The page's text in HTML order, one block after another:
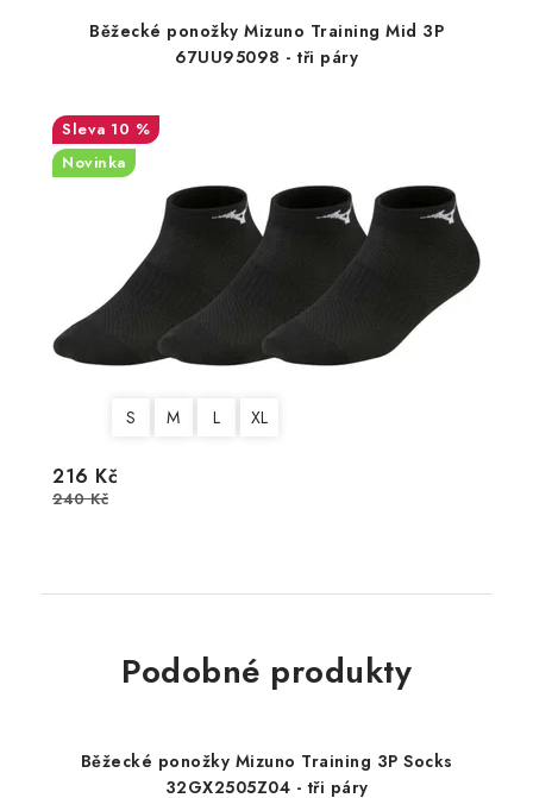
Běžecké ponožky Mizuno Training Mid 3P
67UU95098 - tři páry
10 %
Novinka
S M L XL
216 Kč
240 Kč
Podobné produkty
Běžecké ponožky Mizuno Training 3P Socks
32GX2505Z04 - tři páry